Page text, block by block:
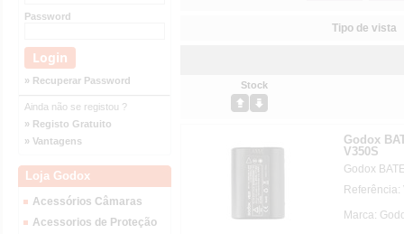
Password
» Recuperar Password
Ainda não se registou ?
» Registo Gratuito
» Vantagens
Loja Godox
Acessórios Câmaras
Acessorios de Proteção
Tipo de vista
Stock
Godox
V350S
Godox
Referência:
Marca: